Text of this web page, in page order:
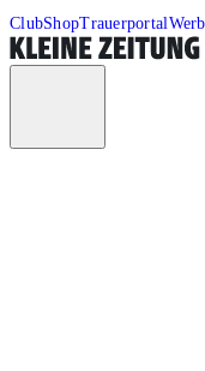
ClubShopTrauerportal